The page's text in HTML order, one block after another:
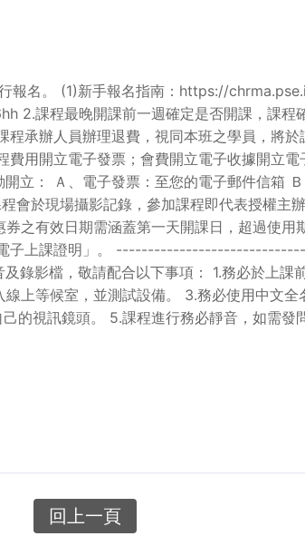
報名。 (1)新手報名指南：https://
課程最晚開課前一週確定是否開課，課程
承辦人員辦理退費，視同本班之學員，將
用開立電子發票；會費開立電子收據開立
立： Ａ、電子發票：至您的電子郵件信箱
會於現場攝影記錄，參加課程即代表授權主
之有效日期需涵蓋第一天開課日，超過使用
「電子上課證明」。
錄影檔，敬請配合以下事項： 1.務必於上
上等候室，並測試設備。 3.務必使用中文
視訊鏡頭。 5.課程進行務必靜音，如需發
回上一頁